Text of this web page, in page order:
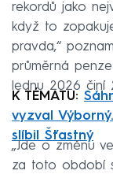
rekordů jako
když to
pravda,“
průměrná
lednu 2026 činí
K TÉMATU:
vyzval
slíbil Šťastný
„Jde o změnu
za toto období